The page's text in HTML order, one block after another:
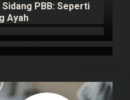
PBB: Seperti
Ayah